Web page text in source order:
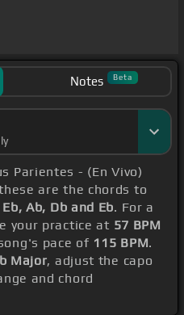
Notes Beta
Parientes - (En Vivo)
are the chords to
Ab, Db and Eb. For a
your practice at 57 BPM
pace of 115 BPM.
Major, adjust the capo
and chord